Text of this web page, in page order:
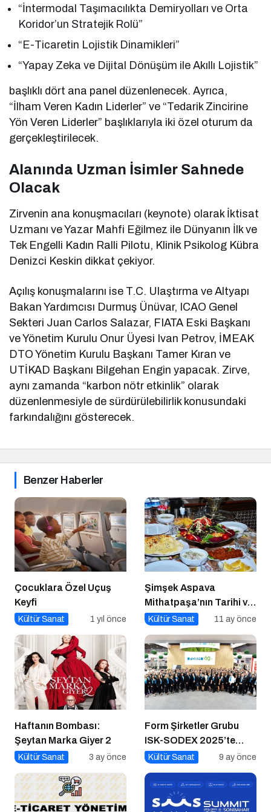
“İntermodal Taşımacılıkta Demiryolları ve Orta
Koridor’un Stratejik Rolü”
“E-Ticaretin Lojistik Dinamikleri”
“Yapay Zeka ve Dijital Dönüşüm ile Akıllı Lojistik”
başlıklı dört ana panel düzenlenecek. Ayrıca,
“İlham Veren Kadın Liderler” ve “Tedarik Zincirine
Yön Veren Liderler” başlıklarıyla iki özel oturum da
gerçekleştirilecek.
Alanında Uzman İsimler Sahnede
Olacak
Zirvenin ana konuşmacıları (keynote) olarak İktisat
Uzmanı ve Yazar Mahfi Eğilmez ile Dünyanın İlk ve
Tek Engelli Kadın Ralli Pilotu, Klinik Psikolog Kübra
Denizci Keskin dikkat çekiyor.
Açılış konuşmalarını ise T.C. Ulaştırma ve Altyapı
Bakan Yardımcısı Durmuş Ünüvar, ICAO Genel
Sekteri Juan Carlos Salazar, FIATA Eski Başkanı
ve Yönetim Kurulu Onur Üyesi Ivan Petrov, İMEAK
DTO Yönetim Kurulu Başkanı Tamer Kıran ve
UTİKAD Başkanı Bilgehan Engin yapacak. Zirve,
aynı zamanda “karbon nötr etkinlik” olarak
düzenlenmesiyle de sürdürülebilirlik konusundaki
farkındalığını gösterecek.
Benzer Haberler
Çocuklara Özel Uçuş
Keyfi
Kültür Sanat 1 yıl önce
Şimşek Aspava
Mithatpaşa’nın Tarihi ve
Kuruluş Serüveni
Kültür Sanat 11 ay önce
Haftanın Bombası:
Şeytan Marka Giyer 2
Kültür Sanat 3 ay önce
Form Şirketler Grubu
ISK-SODEX 2025’te
İklimlendirme Geleceğini
Kültür Sanat 9 ay önce